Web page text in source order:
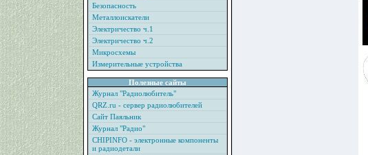
Безопасность
Металлоискатели
Электричество ч.1
Электричество ч.2
Микросхемы
Измерительные устройства
Полезные сайты
Журнал "Радиолюбитель"
QRZ.ru - сервер радиолюбителей
Сайт Паяльник
Журнал "Радио"
CHIPINFO - электронные компоненты
и радиодетали